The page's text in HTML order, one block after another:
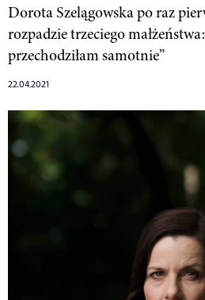
Dorota Szelągowska po raz
rozpadzie trzeciego
przechodziłam samotnie”
22.04.2021